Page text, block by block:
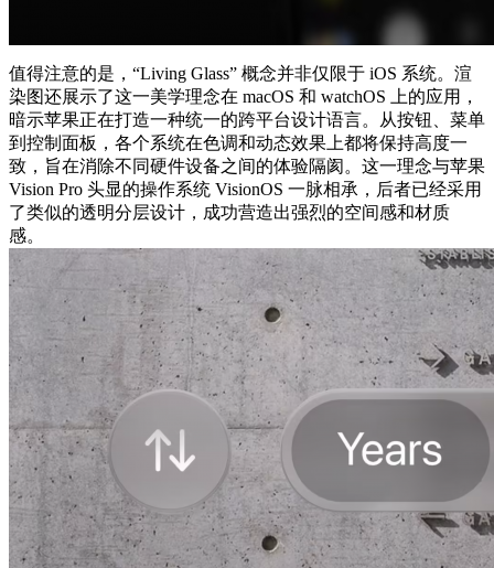
值得注意的是，“Living Glass” 概念并非仅限于 iOS 系统。渲
染图还展示了这一美学理念在 macOS 和 watchOS 上的应用，
暗示苹果正在打造一种统一的跨平台设计语言。从按钮、菜单
到控制面板，各个系统在色调和动态效果上都将保持高度一
致，旨在消除不同硬件设备之间的体验隔阂。这一理念与苹果
Vision Pro 头显的操作系统 VisionOS 一脉相承，后者已经采用
了类似的透明分层设计，成功营造出强烈的空间感和材质
感。